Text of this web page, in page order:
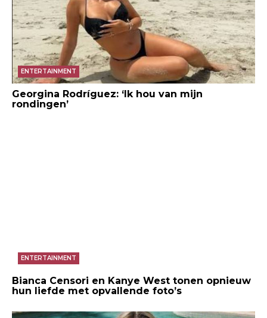
ENTERTAINMENT
Georgina Rodríguez: ‘Ik hou van mijn
rondingen’
ENTERTAINMENT
Bianca Censori en Kanye West tonen opnieuw
hun liefde met opvallende foto’s